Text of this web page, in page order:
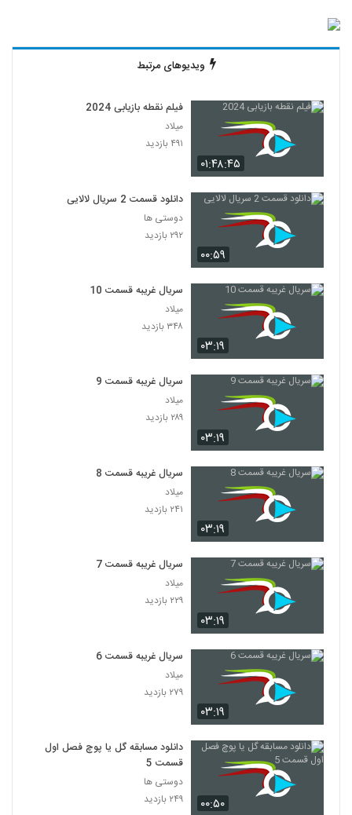
ویدیوهای مرتبط
۰۱:۴۸:۴۵
فیلم نقطه بازیابی 2024
میلاد
۴۹۱ بازدید
۰۰:۵۹
دانلود قسمت 2 سریال لالایی
دوستی ها
۲۹۲ بازدید
۰۳:۱۹
سریال غریبه قسمت 10
میلاد
۳۴۸ بازدید
۰۳:۱۹
سریال غریبه قسمت 9
میلاد
۲۸۹ بازدید
۰۳:۱۹
سریال غریبه قسمت 8
میلاد
۲۴۱ بازدید
۰۳:۱۹
سریال غریبه قسمت 7
میلاد
۲۲۹ بازدید
۰۳:۱۹
سریال غریبه قسمت 6
میلاد
۲۷۹ بازدید
۰۰:۵۰
دانلود مسابقه گل یا پوچ فصل اول
قسمت 5
دوستی ها
۲۴۹ بازدید